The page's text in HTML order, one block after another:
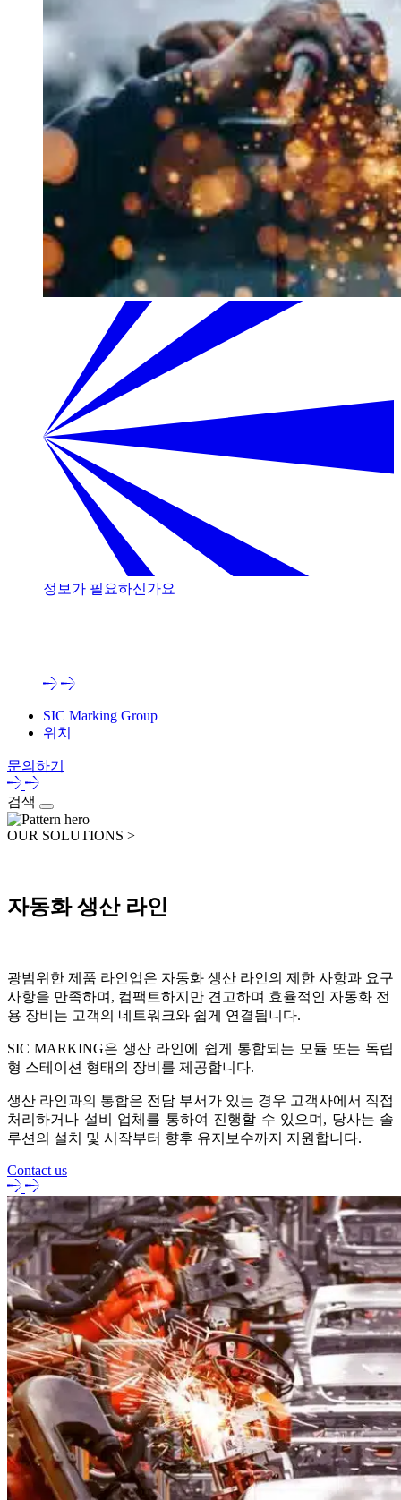
정보가 필요하신가요
SIC Marking Group
위치
문의하기
검색
OUR SOLUTIONS >
자동화 생산 라인
광범위한 제품 라인업은 자동화 생산 라인의 제한 사항과 요구
사항을 만족하며, 컴팩트하지만 견고하며 효율적인 자동화 전
용 장비는 고객의 네트워크와 쉽게 연결됩니다.
SIC MARKING은 생산 라인에 쉽게 통합되는 모듈 또는 독립
형 스테이션 형태의 장비를 제공합니다.
생산 라인과의 통합은 전담 부서가 있는 경우 고객사에서 직접
처리하거나 설비 업체를 통하여 진행할 수 있으며, 당사는 솔
루션의 설치 및 시작부터 향후 유지보수까지 지원합니다.
Contact us